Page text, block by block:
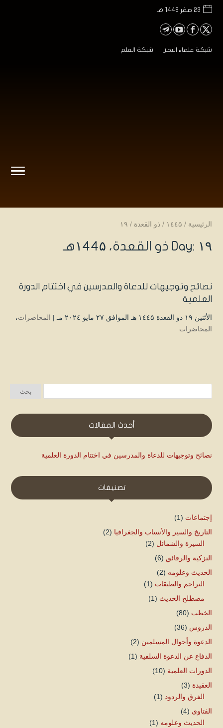
23 صفر 1448 هـ
شبكة علماء اليمن شبكة العلم
الرئيسية / ۱٤٤۵ / ذو القعدة / ۱۹
Day: ۱۹ ذو القعدة، ۱٤٤۵هـ
نصائح وتوجيهات للدعاة والمدرسين في اختتام الدورة
العلمية
الأثنين ۱۹ ذو القعدة ۱٤٤۵ هـ الموافق ۲۷ مايو ۲۰۲٤ مـ | المحاضرات،
المحاضرات
أحدث المقالات
نصائح وتوجيهات للدعاة والمدرسين في اختتام الدورة العلمية
تصنيفات
إجتماعات (1)
التاريخ والسير والأنساب والجغرافيا (2)
السيرة والشمائل (2)
التزكية والرقائق (6)
الحديث وعلومه (2)
التراجم والطبقات (1)
مصطلح الحديث (1)
الخطب (80)
الدروس (36)
الدعوة وأحوال المسلمين (2)
الدفاع عن الدعوة السلفية (1)
الدورات العلمية (10)
العقيدة (3)
الفرق والردود (1)
الفتاوى (4)
الحديث وعلومه (1)